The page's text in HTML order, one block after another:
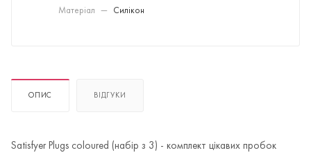
Матеріал
— Силікон
ОПИС ВІДГУКИ
Satisfyer Plugs coloured (набір з 3) - комплект цікавих пробок